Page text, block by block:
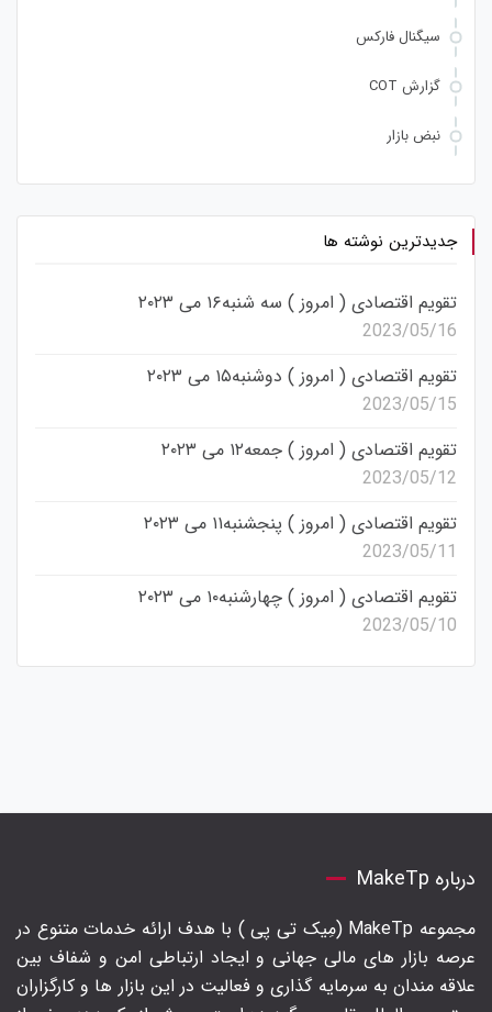
سیگنال فارکس
گزارش COT
نبض بازار
جدیدترین نوشته ها
تقویم اقتصادی ( امروز ) سه شنبه۱۶ می ۲۰۲۳
2023/05/16
تقویم اقتصادی ( امروز ) دوشنبه۱۵ می ۲۰۲۳
2023/05/15
تقویم اقتصادی ( امروز ) جمعه۱۲ می ۲۰۲۳
2023/05/12
تقویم اقتصادی ( امروز ) پنجشنبه۱۱ می ۲۰۲۳
2023/05/11
تقویم اقتصادی ( امروز ) چهارشنبه۱۰ می ۲۰۲۳
2023/05/10
درباره MakeTp
مجموعه MakeTp (مِیک تی پی ) با هدف ارائه خدمات متنوع در
عرصه بازار های مالی جهانی و ایجاد ارتباطی امن و شفاف بین
علاقه مندان به سرمایه گذاری و فعالیت در این بازار ها و کارگزاران